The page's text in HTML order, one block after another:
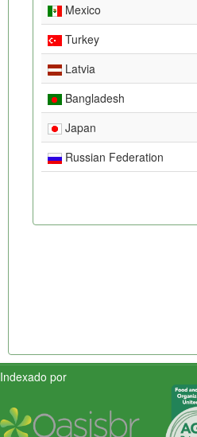
Mexico
Turkey
Latvia
Bangladesh
Japan
Russian Federation
Indexado por